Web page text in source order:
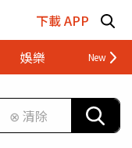
下載 APP
娛樂 財經
⊗ 清除